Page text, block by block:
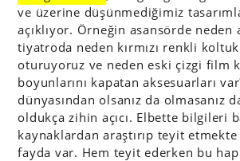
ve üzerine düşünmediğimiz
açıklıyor. Örneğin asansörde neden
tiyatroda neden kırmızı renkli
oturuyoruz ve neden eski çizgi film
boyunlarını kapatan aksesuarları
dünyasından olsanız da olmasanız
oldukça zihin açıcı. Elbette bilgileri
kaynaklardan araştırıp teyit
fayda var. Hem teyit ederken bu